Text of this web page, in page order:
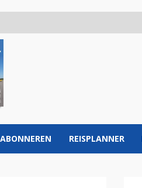
ABONNEREN REISPLANNER